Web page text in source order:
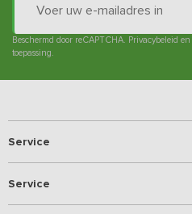
Beschermd door reCAPTCHA. Privacybeleid en
toepassing.
Service
Service